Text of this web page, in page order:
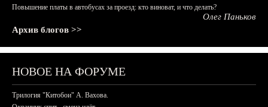
Повышение платы в автобусах за проезд: кто виноват, и что делать?
Олег Паньков
Архив блогов >>
НОВОЕ НА ФОРУМЕ
Трилогия "Китобои" А. Вахова.